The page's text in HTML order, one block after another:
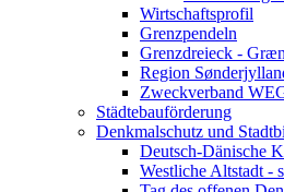
Wirtschaftsprofil
Grenzpendeln
Grenzdreieck -
Region
Zweckverband
Städtebauförderung
Denkmalschutz und
Deutsch-Dänische
Westliche Altstadt -